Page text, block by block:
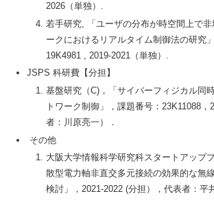
2026（単独）.
若手研究, 「ユーザの分布が時空間上で
ークにおけるリアルタイム制御法の研究
19K4981 , 2019-2021（単独）.
JSPS 科研費【分担】
基盤研究（C)，「サイバーフィジカル同
トワーク制御」，課題番号：23K11088，
者：川原亮一）．
その他
大阪大学情報科学研究科スタートアップ
散型電力軸非直交多元接続の効果的な無
検討」，2021-2022 (分担），代表者：平